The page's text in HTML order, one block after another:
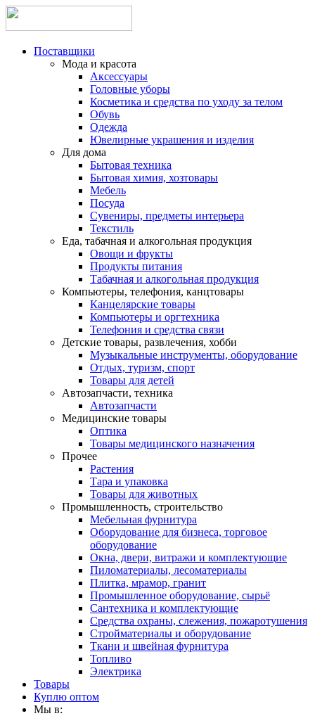
Поставщики
Мода и красота
Аксессуары
Головные уборы
Косметика и средства по уходу за телом
Обувь
Одежда
Ювелирные украшения и изделия
Для дома
Бытовая техника
Бытовая химия, хозтовары
Мебель
Посуда
Сувениры, предметы интерьера
Текстиль
Еда, табачная и алкогольная продукция
Овощи и фрукты
Продукты питания
Табачная и алкогольная продукция
Компьютеры, телефония, канцтовары
Канцелярские товары
Компьютеры и оргтехника
Телефония и средства связи
Детские товары, развлечения, хобби
Музыкальные инструменты, оборудование
Отдых, туризм, спорт
Товары для детей
Автозапчасти, техника
Автозапчасти
Медицинские товары
Оптика
Товары медицинского назначения
Прочее
Растения
Тара и упаковка
Товары для животных
Промышленность, строительство
Мебельная фурнитура
Оборудование для бизнеса, торговое
оборудование
Окна, двери, витражи и комплектующие
Пиломатериалы, лесоматериалы
Плитка, мрамор, гранит
Промышленное оборудование, сырьё
Сантехника и комплектующие
Средства охраны, слежения, пожаротушения
Стройматериалы и оборудование
Ткани и швейная фурнитура
Топливо
Электрика
Товары
Куплю оптом
Мы в: